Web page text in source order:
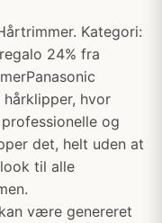
Kategori:
24% fra
hårklipper, hvor
og
det, helt uden at
til alle
være genereret